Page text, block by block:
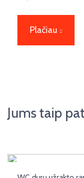
Plačiau
Jums taip